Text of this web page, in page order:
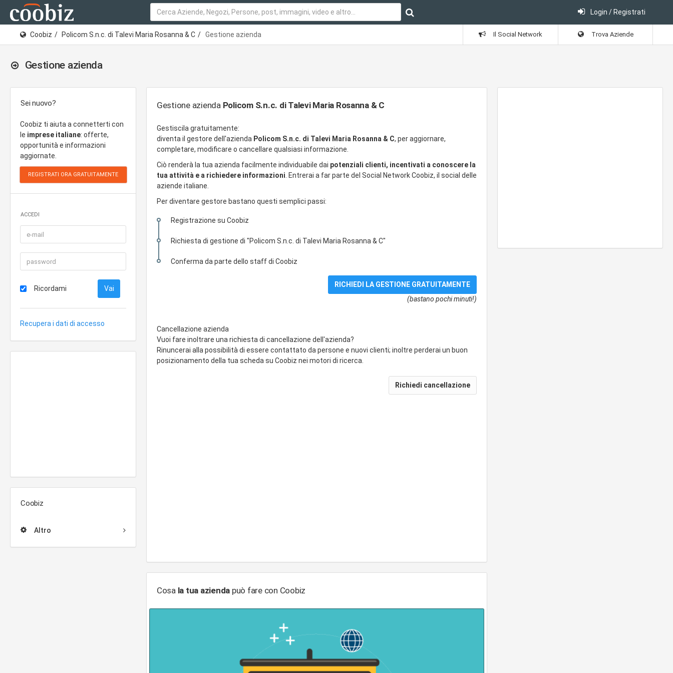
Login / Registrati
Coobiz Policom S.n.c. di Talevi Maria Rosanna & C Gestione azienda Il Social Network Trova Aziende
Gestione azienda
Sei nuovo?
Coobiz ti aiuta a connetterti con
le imprese italiane: offerte,
opportunità e informazioni
aggiornate.
ACCEDI
Ricordami
Recupera i dati di accesso
Coobiz
Altro
Gestione azienda Policom S.n.c. di Talevi Maria Rosanna & C
Gestiscila gratuitamente:
diventa il gestore dell'azienda Policom S.n.c. di Talevi Maria Rosanna & C, per aggiornare,
completare, modificare o cancellare qualsiasi informazione.
Ciò renderà la tua azienda facilmente individuabile dai potenziali clienti, incentivati a conoscere la
tua attività e a richiedere informazioni . Entrerai a far parte del Social Network Coobiz, il social delle
aziende italiane.
Per diventare gestore bastano questi semplici passi:
Registrazione su Coobiz
Richiesta di gestione di "Policom S.n.c. di Talevi Maria Rosanna & C"
Conferma da parte dello staff di Coobiz
(bastano pochi minuti!)
Cancellazione azienda
Vuoi fare inoltrare una richiesta di cancellazione dell'azienda?
Rinuncerai alla possibilità di essere contattato da persone e nuovi clienti; inoltre perderai un buon
posizionamento della tua scheda su Coobiz nei motori di ricerca.
Cosa la tua azienda può fare con Coobiz